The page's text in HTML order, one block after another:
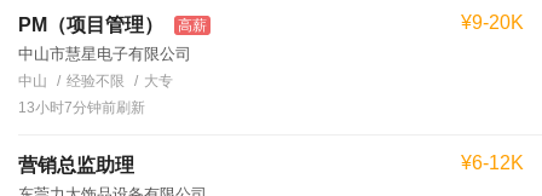
PM（项目管理） 高薪
中山市慧星电子有限公司
¥9-20K
中山 经验不限
大专
13小时7分钟前刷新
营销总监助理 ¥6-12K